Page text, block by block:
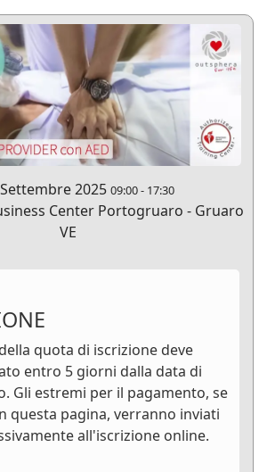
2025 09:00- 17:30
Center Portogruaro - Gruaro
VE
quota di iscrizione deve
entro 5 giorni dalla data di
Gli estremi per il pagamento, se
questa pagina, verranno inviati
all'iscrizione online.